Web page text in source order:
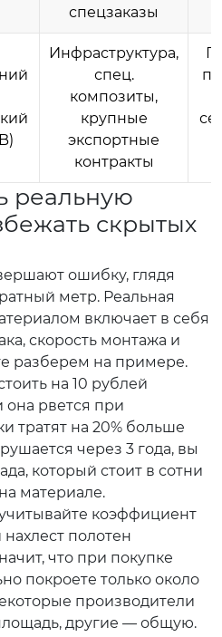
спецзаказы
Инфраструктура,
спец.
композиты,
крупные
экспортные
контракты
реальную
скрытых
ошибку, глядя
метр. Реальная
включает в себя
скорость монтажа и
разберем на примере.
на 10 рублей
она рвется при
тратят на 20% больше
через 3 года, вы
который стоит в сотни
материале.
коэффициент
полотен
что при покупке
покроете только около
производители
другие — общую.